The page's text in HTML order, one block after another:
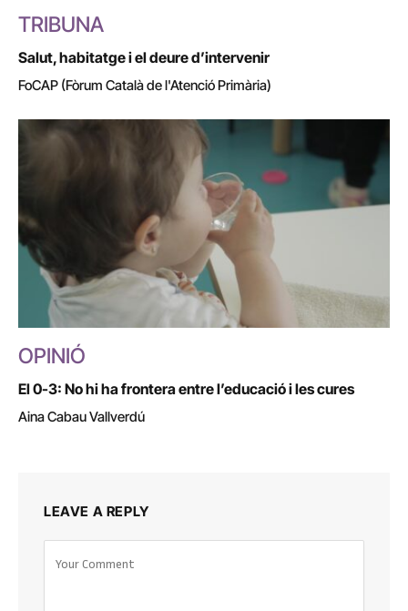
TRIBUNA
Salut, habitatge i el deure d’intervenir
FoCAP (Fòrum Català de l'Atenció Primària)
OPINIÓ
El 0-3: No hi ha frontera entre l’educació i les cures
Aina Cabau Vallverdú
LEAVE A REPLY